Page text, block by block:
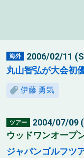
海外
2006/02/11
丸山智弘が大会初
伊藤 勇気
ツアー
2004/07/09
ウッドワンオープ
ジャパンゴルフツ